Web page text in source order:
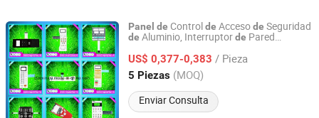
infusor, panel del gráfico
médico impermeable de
película delgada
cúpula dorada y
superposición gráfica de
PC para bomba de
infusión médica
estrictamente verificado
mascotas y
Panel de Controlde Accesode Seguridad
de Aluminio, Interruptorde Pared
US$ 0,377-0,383 / Pieza
5 Piezas (MOQ)
Enviar Consulta
Shenzhen Yizexin Technology Co., Ltd.
Guangdong, China Desde 2017